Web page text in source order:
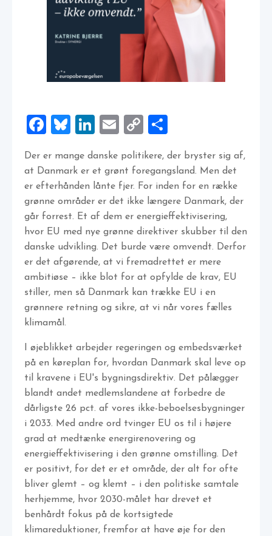
Facebook
Bluesky
LinkedIn
EmailCopy
Der er mange danske politikere, der bryster sig af,
at Danmark er et grønt foregangsland. Men det
er efterhånden lånte fjer. For inden for en række
grønne områder er det ikke længere Danmark, der
går forrest. Et af dem er energieffektivisering,
hvor EU med nye grønne direktiver skubber til den
danske udvikling. Det burde være omvendt. Derfor
er det afgørende, at vi fremadrettet er mere
ambitiøse – ikke blot for at opfylde de krav, EU
stiller, men så Danmark kan trække EU i en
grønnere retning og sikre, at vi når vores fælles
klimamål.
I øjeblikket arbejder regeringen og embedsværket
på en køreplan for, hvordan Danmark skal leve op
til kravene i EU's bygningsdirektiv. Det pålægger
blandt andet medlemslandene at forbedre de
dårligste 26 pct. af vores ikke-beboelsesbygninger
i 2033. Med andre ord tvinger EU os til i højere
grad at medtænke energirenovering og
energieffektivisering i den grønne omstilling. Det
er positivt, for det er et område, der alt for ofte
bliver glemt – og klemt – i den politiske samtale
herhjemme, hvor 2030-målet har drevet et
benhårdt fokus på de kortsigtede
klimareduktioner, fremfor at have øje for den